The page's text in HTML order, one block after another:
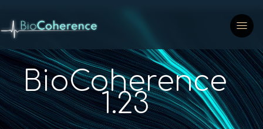
BioCoherence
1.23